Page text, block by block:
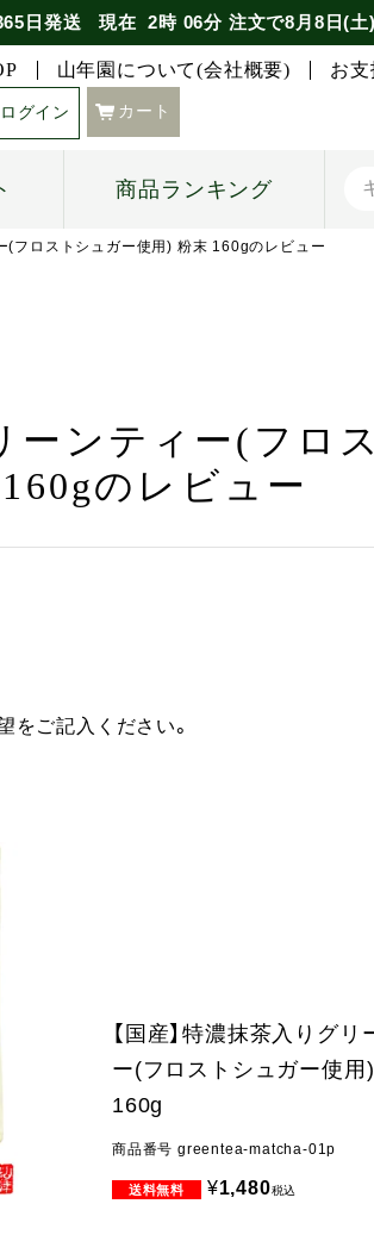
日発送 現在 2時 06分注文で8月8日(土
山年園について(会社概要) お
ログイン カート
商品ランキング
(フロストシュガー使用) 粉末 160gのレビュー
ーンティー(フロ
のレビュー
をご記入ください。
【国産】特濃抹茶入りグリ
ー(フロストシュガー使用
160g
商品番号 greentea-matcha-01p
¥1,480税込